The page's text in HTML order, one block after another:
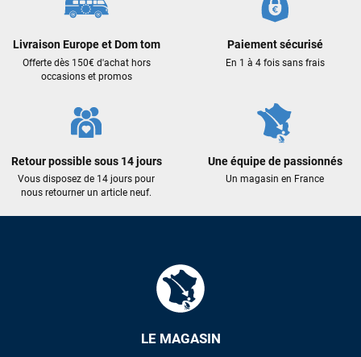
Livraison Europe et Dom tom
Offerte dès 150€ d'achat hors
occasions et promos
Paiement sécurisé
En 1 à 4 fois sans frais
Retour possible sous 14 jours
Vous disposez de 14 jours pour
nous retourner un article neuf.
Une équipe de passionnés
Un magasin en France
LE MAGASIN
Excellent conseil excellent prix et en plus super sympas. Merci
Maronui RICHMOND
J'ai acheté une voile d'occasion depuis Tahiti. Super service.
L'envoi a été rapide. La voile est arrivée en super état.
Mauruuru roa.
VOIR TOUS LES AVIS